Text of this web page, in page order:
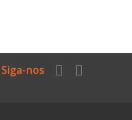
Siga-nos